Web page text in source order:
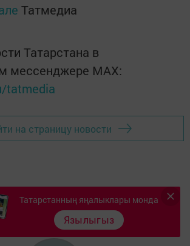
Татмедиа
Татарстана в
мессенджере MАХ:
tatmedia
на страницу новости
Татарстанның яңалыклары монда
Язылыгыз